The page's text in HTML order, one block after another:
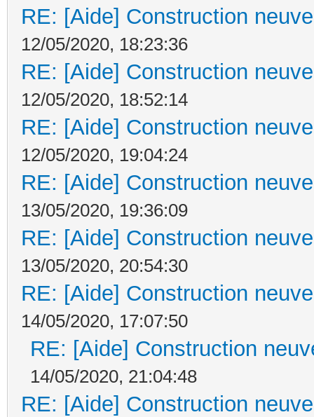
RE: [Aide] Construction
12/05/2020, 18:23:36
RE: [Aide] Construction
12/05/2020, 18:52:14
RE: [Aide] Construction
12/05/2020, 19:04:24
RE: [Aide] Construction
13/05/2020, 19:36:09
RE: [Aide] Construction
13/05/2020, 20:54:30
RE: [Aide] Construction
14/05/2020, 17:07:50
RE: [Aide] Construction
14/05/2020, 21:04:48
RE: [Aide] Construction